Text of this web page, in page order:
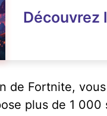
Découvrez
de Fortnite,
plus de 1